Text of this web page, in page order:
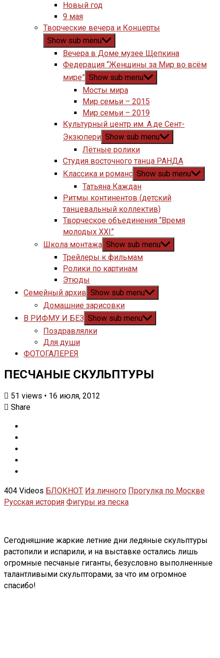
Новый год
9 мая
Творческие вечера и Концерты
Show sub menu
Вечера в Доме музее Щепкина
Федерация “Женщины за Мир во всём
мире” Show sub menu
Мосты мира
Мир семьи – 2015
Мир семьи – 2019
Культурный центр им. А.де Сент-
Экзюпери Show sub menu
Лётные ролики
Студия восточного танца РАНДА
Классика и романс Show sub menu
Татьяна Каждан
Ритмы континентов (детский
танцевальный коллектив)
Творческое объединения “Время
молодых XXI”
Школа монтажа Show sub menu
Трейлеры к фильмам
Ролики по картинам
Этюды
Семейный архив Show sub menu
Домашние зарисовки
В РИФМУ И БЕЗ Show sub menu
Поздравлялки
Для души
ФОТОГАЛЕРЕЯ
ПЕСЧАНЫЕ СКУЛЬПТУРЫ
51 views • 16 июля, 2012
Share
404 Videos БЛОКНОТ Из личного Прогулка по Москве
Русская история Фигуры из песка
Сегодняшние жаркие летние дни ледяные скульптуры
растопили и испарили, и на выставке остались лишь
огромные песчаные гиганты, безусловно выполненные
талантливыми скульпторами, за что им огромное
спасибо!